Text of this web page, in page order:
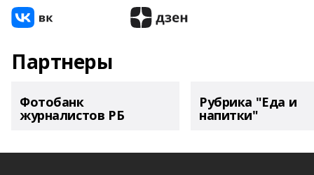
Партнеры
Фотобанк
журналистов РБ
Рубрика "Еда и
напитки"